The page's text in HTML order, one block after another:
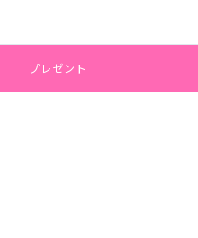
プレゼント